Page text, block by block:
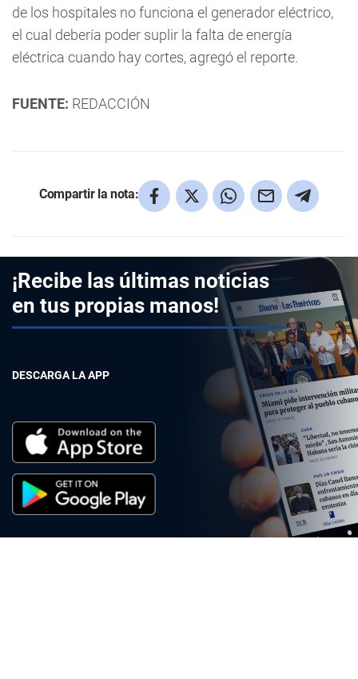
de los hospitales no funciona el generador eléctrico,
el cual debería poder suplir la falta de energía
eléctrica cuando hay cortes, agregó el reporte.
FUENTE: REDACCIÓN
Compartir la nota:
¡Recibe las últimas noticias
en tus propias manos!
DESCARGA LA APP